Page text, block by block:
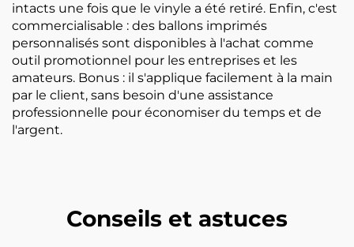
intacts une fois que le vinyle a été retiré. Enfin, c'est
commercialisable : des ballons imprimés
personnalisés sont disponibles à l'achat comme
outil promotionnel pour les entreprises et les
amateurs. Bonus : il s'applique facilement à la main
par le client, sans besoin d'une assistance
professionnelle pour économiser du temps et de
l'argent.
Conseils et astuces